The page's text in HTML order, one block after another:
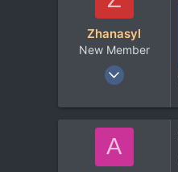
Москва
Zhanasyl
New Member
29 Дек 2022
0
A